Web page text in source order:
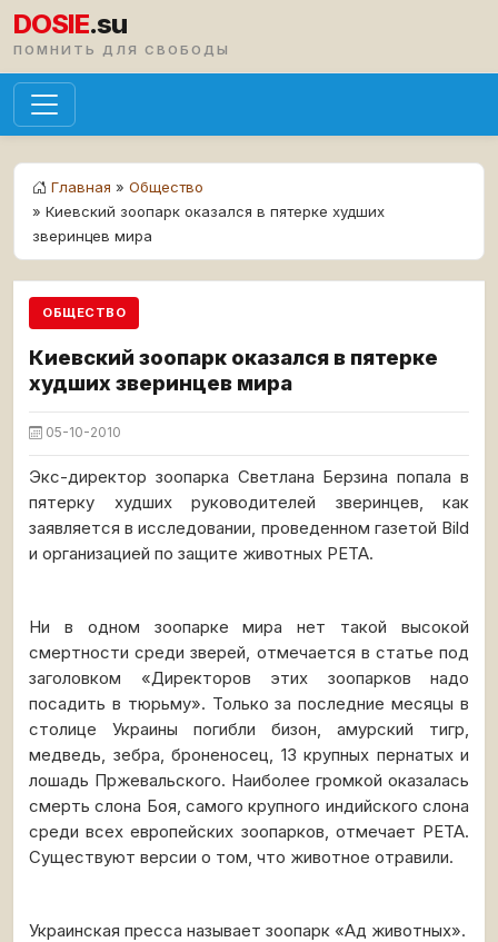
DOSIE.su
ПОМНИТЬ ДЛЯ СВОБОДЫ
Главная » Общество
» Киевский зоопарк оказался в пятерке худших
зверинцев мира
ОБЩЕСТВО
Киевский зоопарк оказался в пятерке
худших зверинцев мира
05-10-2010
Экс-директор зоопарка Светлана Берзина попала в
пятерку худших руководителей зверинцев, как
заявляется в исследовании, проведенном газетой Bild
и организацией по защите животных PETA.
Ни в одном зоопарке мира нет такой высокой
смертности среди зверей, отмечается в статье под
заголовком «Директоров этих зоопарков надо
посадить в тюрьму». Только за последние месяцы в
столице Украины погибли бизон, амурский тигр,
медведь, зебра, броненосец, 13 крупных пернатых и
лошадь Пржевальского. Наиболее громкой оказалась
смерть слона Боя, самого крупного индийского слона
среди всех европейских зоопарков, отмечает PETA.
Существуют версии о том, что животное отравили.
Украинская пресса называет зоопарк «Ад животных».